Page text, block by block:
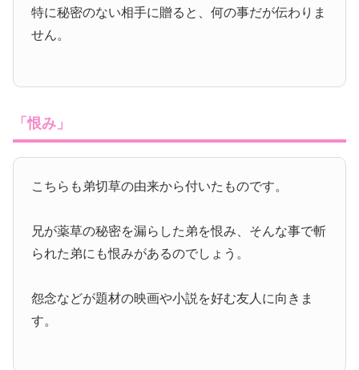
特に秘密のない相手に贈ると、何の事だが伝わりま
せん。
「恨み」
こちらも弟切草の由来から付いたものです。
兄が薬草の秘密を漏らした弟を恨み、そんな事で斬
られた弟にも恨みがあるのでしょう。
怨念などが題材の映画や小説を好む友人に向きま
す。